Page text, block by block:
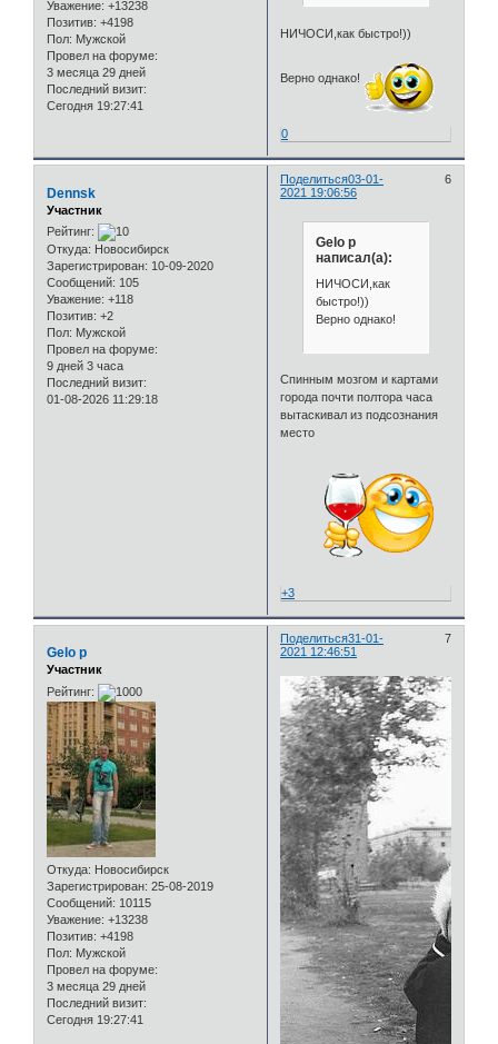
Уважение: +13238
Позитив: +4198
Пол: Мужской
Провел на форуме:
3 месяца 29 дней
Последний визит:
Сегодня 19:27:41
НИЧОСИ,как быстро!))
Верно однако!
0
Поделиться 6
03-01-
2021 19:06:56
Dennsk
Участник
Рейтинг:
Откуда: Новосибирск
Зарегистрирован: 10-09-2020
Сообщений: 105
Уважение: +118
Позитив: +2
Пол: Мужской
Провел на форуме:
9 дней 3 часа
Последний визит:
01-08-2026 11:29:18
Gelo p
написал(а):
НИЧОСИ,как
быстро!))
Верно однако!
Спинным мозгом и картами
города почти полтора часа
вытаскивал из подсознания
место
+3
Поделиться 7
31-01-
2021 12:46:51
Gelo p
Участник
Рейтинг:
Откуда: Новосибирск
Зарегистрирован: 25-08-2019
Сообщений: 10115
Уважение: +13238
Позитив: +4198
Пол: Мужской
Провел на форуме:
3 месяца 29 дней
Последний визит:
Сегодня 19:27:41